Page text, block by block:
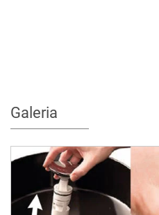
Galeria